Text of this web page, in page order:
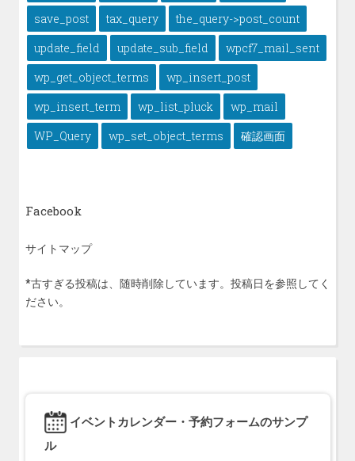
save_post tax_query
the_query->post_count
update_field
update_sub_field
wpcf7_mail_sent
wp_get_object_terms
wp_insert_post
wp_insert_term
wp_list_pluck
wp_mail
WP_Query
wp_set_object_terms 確認画面
Facebook
サイトマップ
*古すぎる投稿は、随時削除しています。投稿日を参照してく
ださい。
イベントカレンダー・予約フォームのサンプ
ル